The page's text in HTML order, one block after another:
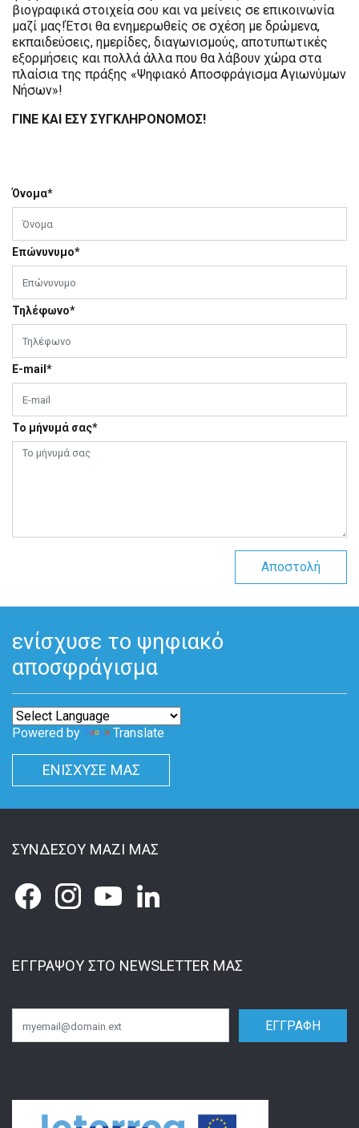
βιογραφικά στοιχεία σου και να μείνεις σε επικοινωνία
μαζί μας!Έτσι θα ενημερωθείς σε σχέση με δρώμενα,
εκπαιδεύσεις, ημερίδες, διαγωνισμούς, αποτυπωτικές
εξορμήσεις και πολλά άλλα που θα λάβουν χώρα στα
πλαίσια της πράξης «Ψηφιακό Αποσφράγισμα Αγιωνύμων
Νήσων»!
ΓΙΝΕ ΚΑΙ ΕΣΥ ΣΥΓΚΛΗΡΟΝΟΜΟΣ!
Όνομα*
Επώνυνυμο*
Τηλέφωνο*
E-mail*
Το μήνυμά σας*
Αποστολή
ενίσχυσε το ψηφιακό
αποσφράγισμα
Powered by Translate
ΕΝΙΣΧΥΣΕ ΜΑΣ
ΣΥΝΔΕΣΟΥ ΜΑΖΙ ΜΑΣ
ΕΓΓΡΑΨΟΥ ΣΤΟ NEWSLETTER ΜΑΣ
Email ΕΓΓΡΑΦΗ